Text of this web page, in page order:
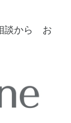
ら お